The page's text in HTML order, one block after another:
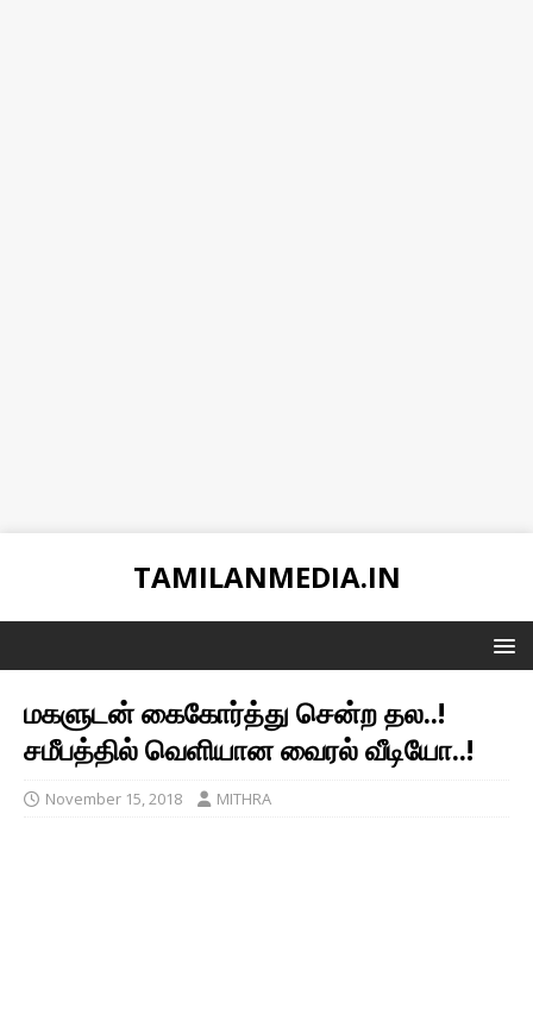
TAMILANMEDIA.IN
மகளுடன் கைகோர்த்து சென்ற தல..!
சமீபத்தில் வெளியான வைரல் வீடியோ..!
November 15, 2018 MITHRA